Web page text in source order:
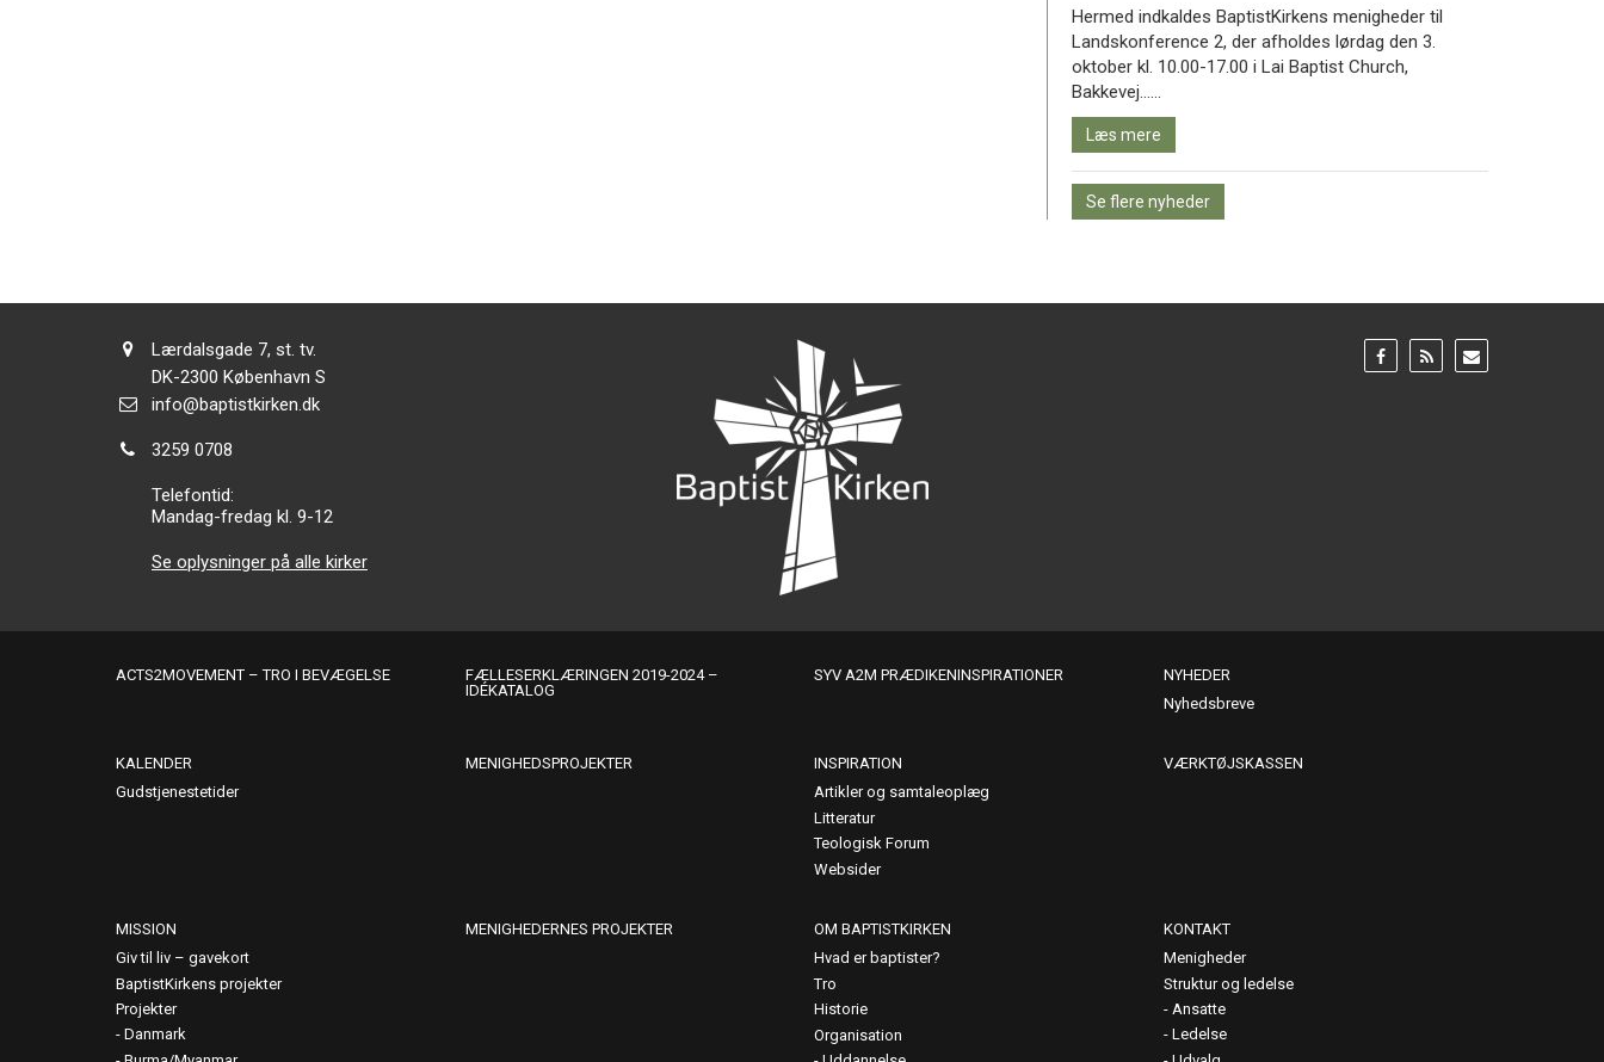
Hermed indkaldes BaptistKirkens menigheder til
Landskonference 2, der afholdes lørdag den 3.
oktober kl. 10.00-17.00 i Lai Baptist Church,
Bakkevej……
mere
Læs mere
Se flere nyheder
Adresse:
Lærdalsgade 7, st. tv.
Adresse:
DK-2300 København S
Send
info@baptistkirken.dk
Tlf.:
3259 0708
Telefontid:
Mandag-fredag kl. 9-12
Se oplysninger på alle kirker
Gå
til:
Gå
til:
Gå
til:
ACTS2MOVEMENT – TRO I BEVÆGELSE
FÆLLESERKLÆRINGEN 2019-2024 –
IDÉKATALOG
SYV A2M PRÆDIKENINSPIRATIONER
NYHEDER
Nyhedsbreve
KALENDER
Gudstjenestetider
MENIGHEDSPROJEKTER
INSPIRATION
Artikler og samtaleoplæg
Litteratur
Teologisk Forum
Websider
VÆRKTØJSKASSEN
MISSION
Giv til liv – gavekort
BaptistKirkens projekter
Projekter
Danmark
MENIGHEDERNES PROJEKTER
OM BAPTISTKIRKEN
Hvad er baptister?
Tro
Historie
Organisation
KONTAKT
Menigheder
Struktur og ledelse
Ansatte
Ledelse